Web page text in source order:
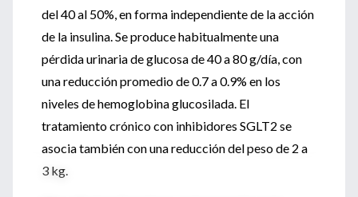
del 40 al 50%, en forma independiente de la acción
de la insulina. Se produce habitualmente una
pérdida urinaria de glucosa de 40 a 80 g/día, con
una reducción promedio de 0.7 a 0.9% en los
niveles de hemoglobina glucosilada. El
tratamiento crónico con inhibidores SGLT2 se
asocia también con una reducción del peso de 2 a
3 kg.